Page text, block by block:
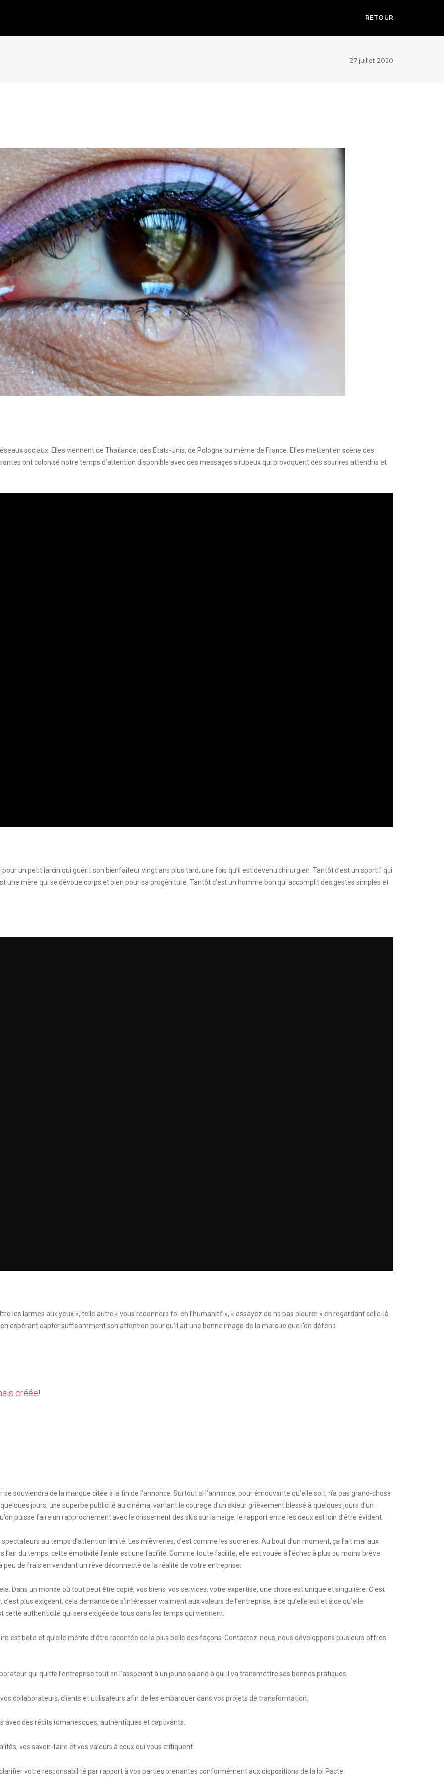
RETOUR
27 juillet 2020
sociaux. Elles viennent de Thaïlande, des États-Unis, de Pologne ou même de France. Elles mettent en scène des
ont colonisé notre temps d’attention disponible avec des messages sirupeux qui provoquent des sourires attendris et
pour un petit larcin qui guérit son bienfaiteur vingt ans plus tard, une fois qu’il est devenu chirurgien. Tantôt c’est un sportif qui
une mère qui se dévoue corps et bien pour sa progéniture. Tantôt c’est un homme bon qui accomplit des gestes simples et
les larmes aux yeux », telle autre « vous redonnera foi en l’humanité », « essayez de ne pas pleurer » en regardant celle-là.
espérant capter suffisamment son attention pour qu’il ait une bonne image de la marque que l’on défend.
créée!
souviendra de la marque citée à la fin de l’annonce. Surtout si l’annonce, pour émouvante qu’elle soit, n’a pas grand-chose
jours, une superbe publicité au cinéma, vantant le courage d’un skieur grièvement blessé à quelques jours d’un
puisse faire un rapprochement avec le crissement des skis sur la neige, le rapport entre les deux est loin d’être évident.
au temps d’attention limité. Les mièvreries, c’est comme les sucreries. Au bout d’un moment, ça fait mal aux
l’air du temps, cette émotivité feinte est une facilité. Comme toute facilité, elle est vouée à l’échec à plus ou moins brève
peu de frais en vendant un rêve déconnecté de la réalité de votre entreprise.
Dans un monde où tout peut être copié, vos biens, vos services, votre expertise, une chose est unique et singulière. C’est
plus exigeant, cela demande de s’intéresser vraiment aux valeurs de l’entreprise, à ce qu’elle est et à ce qu’elle
cette authenticité qui sera exigée de tous dans les temps qui viennent.
est belle et qu’elle mérite d’être racontée de la plus belle des façons. Contactez-nous, nous développons plusieurs offres
qui quitte l’entreprise tout en l’associant à un jeune salarié à qui il va transmettre ses bonnes pratiques.
collaborateurs, clients et utilisateurs afin de les embarquer dans vos projets de transformation.
avec des récits romanesques, authentiques et captivants.
vos savoir-faire et vos valeurs à ceux qui vous critiquent.
votre responsabilité par rapport à vos parties prenantes conformément aux dispositions de la loi Pacte.